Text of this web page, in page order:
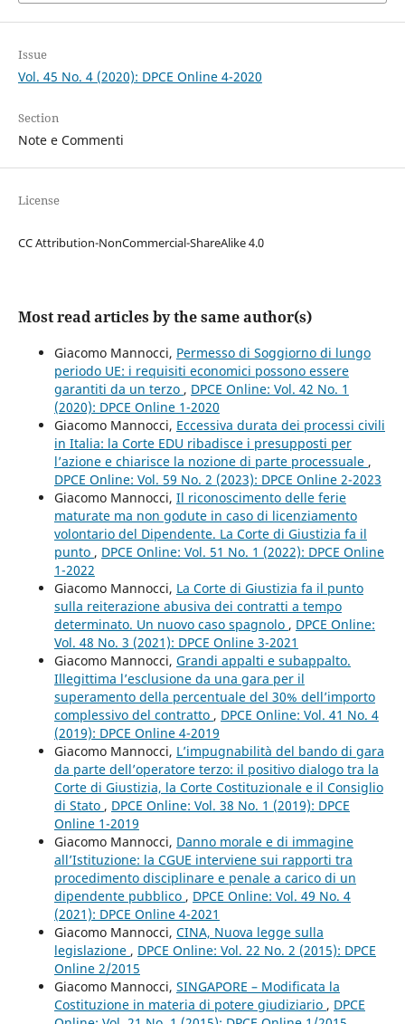
Issue
Vol. 45 No. 4 (2020): DPCE Online 4-2020
Section
Note e Commenti
License
CC Attribution-NonCommercial-ShareAlike 4.0
Most read articles by the same author(s)
Giacomo Mannocci, Permesso di Soggiorno di lungo
periodo UE: i requisiti economici possono essere
garantiti da un terzo , DPCE Online: Vol. 42 No. 1
(2020): DPCE Online 1-2020
Giacomo Mannocci, Eccessiva durata dei processi civili
in Italia: la Corte EDU ribadisce i presupposti per
l’azione e chiarisce la nozione di parte processuale ,
DPCE Online: Vol. 59 No. 2 (2023): DPCE Online 2-2023
Giacomo Mannocci, Il riconoscimento delle ferie
maturate ma non godute in caso di licenziamento
volontario del Dipendente. La Corte di Giustizia fa il
punto , DPCE Online: Vol. 51 No. 1 (2022): DPCE Online
1-2022
Giacomo Mannocci, La Corte di Giustizia fa il punto
sulla reiterazione abusiva dei contratti a tempo
determinato. Un nuovo caso spagnolo , DPCE Online:
Vol. 48 No. 3 (2021): DPCE Online 3-2021
Giacomo Mannocci, Grandi appalti e subappalto.
Illegittima l’esclusione da una gara per il
superamento della percentuale del 30% dell’importo
complessivo del contratto , DPCE Online: Vol. 41 No. 4
(2019): DPCE Online 4-2019
Giacomo Mannocci, L’impugnabilità del bando di gara
da parte dell’operatore terzo: il positivo dialogo tra la
Corte di Giustizia, la Corte Costituzionale e il Consiglio
di Stato , DPCE Online: Vol. 38 No. 1 (2019): DPCE
Online 1-2019
Giacomo Mannocci, Danno morale e di immagine
all’Istituzione: la CGUE interviene sui rapporti tra
procedimento disciplinare e penale a carico di un
dipendente pubblico , DPCE Online: Vol. 49 No. 4
(2021): DPCE Online 4-2021
Giacomo Mannocci, CINA, Nuova legge sulla
legislazione , DPCE Online: Vol. 22 No. 2 (2015): DPCE
Online 2/2015
Giacomo Mannocci, SINGAPORE – Modificata la
Costituzione in materia di potere giudiziario , DPCE